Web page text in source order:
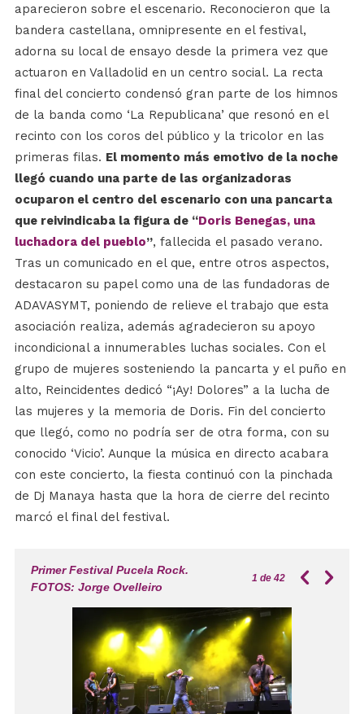
aparecieron sobre el escenario. Reconocieron que la
bandera castellana, omnipresente en el festival,
adorna su local de ensayo desde la primera vez que
actuaron en Valladolid en un centro social. La recta
final del concierto condensó gran parte de los himnos
de la banda como ‘La Republicana’ que resonó en el
recinto con los coros del público y la tricolor en las
primeras filas. El momento más emotivo de la noche
llegó cuando una parte de las organizadoras
ocuparon el centro del escenario con una pancarta
que reivindicaba la figura de “Doris Benegas, una
luchadora del pueblo”, fallecida el pasado verano.
Tras un comunicado en el que, entre otros aspectos,
destacaron su papel como una de las fundadoras de
ADAVASYMT, poniendo de relieve el trabajo que esta
asociación realiza, además agradecieron su apoyo
incondicional a innumerables luchas sociales. Con el
grupo de mujeres sosteniendo la pancarta y el puño en
alto, Reincidentes dedicó “¡Ay! Dolores” a la lucha de
las mujeres y la memoria de Doris. Fin del concierto
que llegó, como no podría ser de otra forma, con su
conocido ‘Vicio’. Aunque la música en directo acabara
con este concierto, la fiesta continuó con la pinchada
de Dj Manaya hasta que la hora de cierre del recinto
marcó el final del festival.
Primer Festival Pucela Rock.
FOTOS: Jorge Ovelleiro
1 de 42